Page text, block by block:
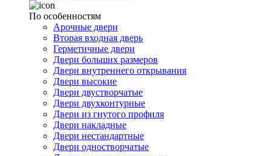
По особенностям
Арочные двери
Вторая входная дверь
Герметичные двери
Двери больших размеров
Двери внутреннего открывания
Двери высокие
Двери двустворчатые
Двери двухконтурные
Двери из гнутого профиля
Двери накладные
Двери нестандартные
Двери одностворчатые